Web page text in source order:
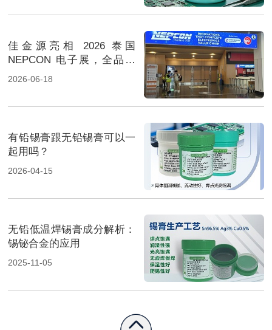
佳金源亮相 2026 泰国
NEPCON 电子展，全品类
焊料重磅展出，高性能锡膏
2026-06-18
有铅锡膏跟无铅锡膏可以一
起用吗？
2026-04-15
无铅低温焊锡膏成分解析：
锡铋合金的应用
2025-11-05